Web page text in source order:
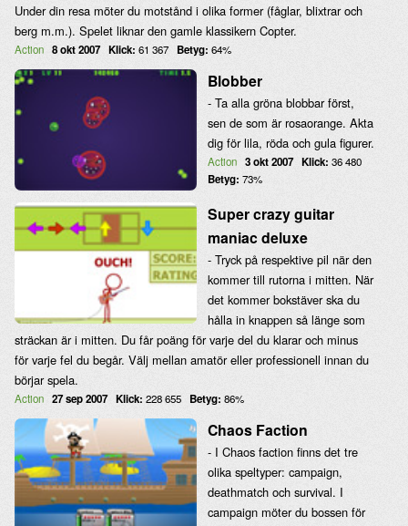
Under din resa möter du motstånd i olika former (fåglar, blixtrar och
berg m.m.). Spelet liknar den gamle klassikern Copter.
Action 8 okt 2007 Klick: 61 367 Betyg: 64%
Blobber
- Ta alla gröna blobbar först,
sen de som är rosaorange. Akta
dig för lila, röda och gula figurer.
Action 3 okt 2007 Klick: 36 480
Betyg: 73%
Super crazy guitar
maniac deluxe
- Tryck på respektive pil när den
kommer till rutorna i mitten. När
det kommer bokstäver ska du
hålla in knappen så länge som
sträckan är i mitten. Du får poäng för varje del du klarar och minus
för varje fel du begår. Välj mellan amatör eller professionell innan du
börjar spela.
Action 27 sep 2007 Klick: 228 655 Betyg: 86%
Chaos Faction
- I Chaos faction finns det tre
olika speltyper: campaign,
deathmatch och survival. I
campaign möter du bossen för